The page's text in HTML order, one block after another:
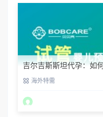
吉尔吉斯斯坦代孕：如
海外特需